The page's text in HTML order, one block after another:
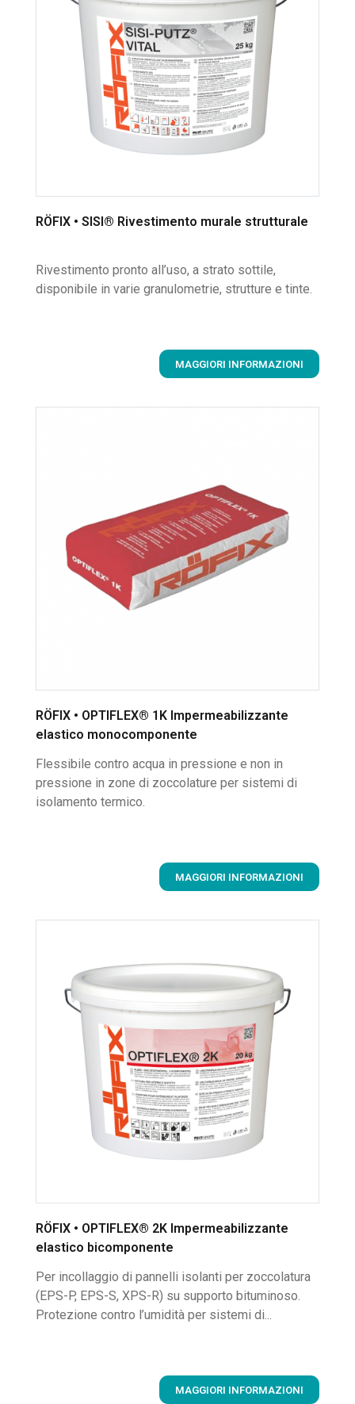
RÖFIX • SISI® Rivestimento murale strutturale
Rivestimento pronto all’uso, a strato sottile,
disponibile in varie granulometrie, strutture e tinte.
MAGGIORI INFORMAZIONI
RÖFIX • OPTIFLEX® 1K Impermeabilizzante
elastico monocomponente
Flessibile contro acqua in pressione e non in
pressione in zone di zoccolature per sistemi di
isolamento termico.
MAGGIORI INFORMAZIONI
RÖFIX • OPTIFLEX® 2K Impermeabilizzante
elastico bicomponente
Per incollaggio di pannelli isolanti per zoccolatura
(EPS-P, EPS-S, XPS-R) su supporto bituminoso.
Protezione contro l’umidità per sistemi di...
MAGGIORI INFORMAZIONI